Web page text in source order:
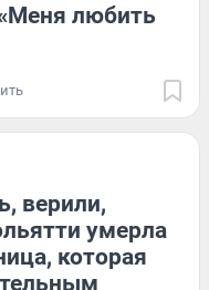
любить
верили,
умерла
которая